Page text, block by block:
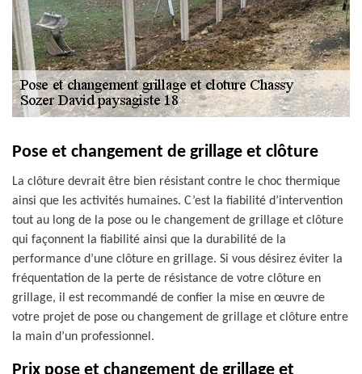
Pose et changement de grillage et clôture
La clôture devrait être bien résistant contre le choc thermique
ainsi que les activités humaines. C’est la fiabilité d’intervention
tout au long de la pose ou le changement de grillage et clôture
qui façonnent la fiabilité ainsi que la durabilité de la
performance d’une clôture en grillage. Si vous désirez éviter la
fréquentation de la perte de résistance de votre clôture en
grillage, il est recommandé de confier la mise en œuvre de
votre projet de pose ou changement de grillage et clôture entre
la main d’un professionnel.